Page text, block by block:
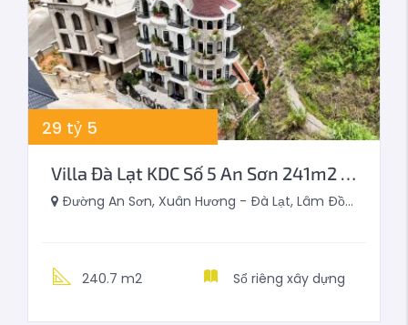
29 tỷ 5
Villa Đà Lạt KDC Số 5 An Sơn 241m2 Phong Cách Pháp Cổ
Đường An Sơn, Xuân Hương - Đà Lạt, Lâm Đồng, Việt Nam
240.7 m2 Sổ riêng xây dựng